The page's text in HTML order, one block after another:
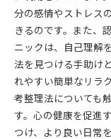
分の感情やストレス
きるのです。また、
ニックは、自己理解
法を見つける手助け
れやすい簡単なリラ
考整理法についても
す。心の健康を促進
つけ、より良い日常